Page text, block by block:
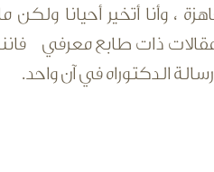
، وأنا أتخير أحيانا ولكن
ذات طابع معرفي
الدكتوراه في آن واحد.